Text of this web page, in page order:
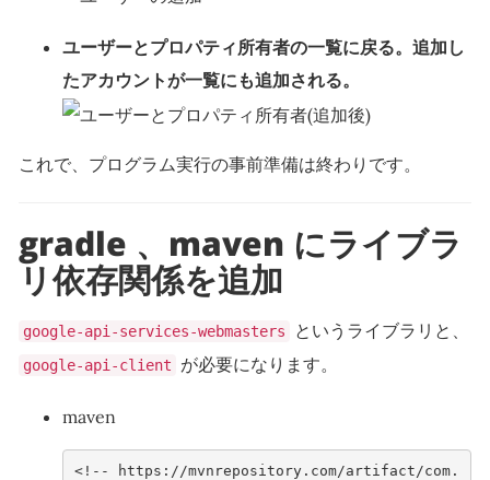
ユーザーとプロパティ所有者の一覧に戻る。追加し
たアカウントが一覧にも追加される。
これで、プログラム実行の事前準備は終わりです。
gradle 、maven にライブラ
リ依存関係を追加
google-api-services-webmasters というライブラリと、
google-api-client が必要になります。
maven
<!-- https://mvnrepository.com/artifact/com.